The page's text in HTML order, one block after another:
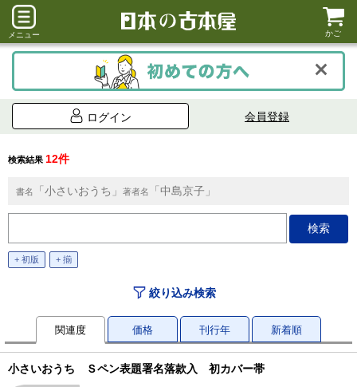
メニュー かご
ログイン 会員登録
検索結果 12件
書名 「小さいおうち」 著者名 「中島京子」
+ 初版 + 揃
絞り込み検索
関連度 価格 刊行年 新着順
小さいおうち Ｓペン表題署名落款入 初カバー帯